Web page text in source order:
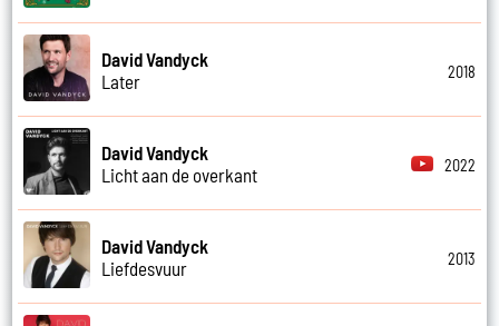
David Vandyck
Later
2018
David Vandyck
Licht aan de overkant
2022
David Vandyck
Liefdesvuur
2013